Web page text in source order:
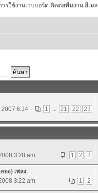
รใช้งานเวบบอร์ด ติดต่อทีมงาน อีเมล
1
... 21 22 23
6:14
1
2 3
3:28 am
เพลง
1
2
3:22 am